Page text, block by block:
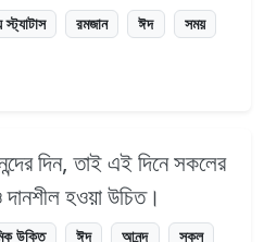
রমজান ঈদ সময়
দিন, তাই এই দিনে সকলের
হওয়া উচিত।
উক্তি ঈদ আনন্দ সকল